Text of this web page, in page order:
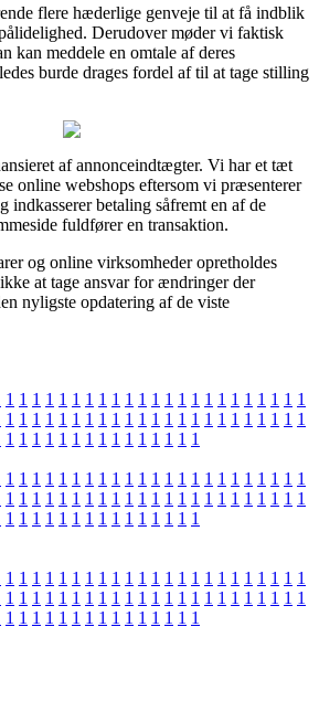
flere hæderlige genveje til at få indblik
Derudover møder vi faktisk
kan meddele en omtale af deres
burde drages fordel af til at tage stilling
af annonceindtægter. Vi har et tæt
online webshops eftersom vi præsenterer
indkasserer betaling såfremt en af de
fuldfører en transaktion.
og online virksomheder opretholdes
at tage ansvar for ændringer der
nyligste opdatering af de viste
1 1 1 1 1 1 1 1 1 1 1 1 1 1 1 1 1 1 1 1 1 1 1
1 1 1 1 1 1 1 1 1 1 1 1 1 1 1 1 1 1 1 1 1 1 1
1 1 1 1 1 1 1 1 1 1 1 1 1 1 1
1 1 1 1 1 1 1 1 1 1 1 1 1 1 1 1 1 1 1 1 1 1 1
1 1 1 1 1 1 1 1 1 1 1 1 1 1 1 1 1 1 1 1 1 1 1
1 1 1 1 1 1 1 1 1 1 1 1 1 1 1
1 1 1 1 1 1 1 1 1 1 1 1 1 1 1 1 1 1 1 1 1 1 1
1 1 1 1 1 1 1 1 1 1 1 1 1 1 1 1 1 1 1 1 1 1 1
1 1 1 1 1 1 1 1 1 1 1 1 1 1 1